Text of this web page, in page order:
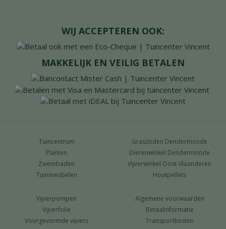
WIJ ACCEPTEREN OOK:
MAKKELIJK EN VEILIG BETALEN
Tuincentrum
Planten
Zwembaden
Tuinmeubelen
Graszoden Dendermonde
Dierenwinkel Dendermonde
Vijverwinkel Oost-Vlaanderen
Houtpellets
Vijverpompen
Vijverfolie
Voorgevormde vijvers
Algemene voorwaarden
Betaalinformatie
Transportkosten